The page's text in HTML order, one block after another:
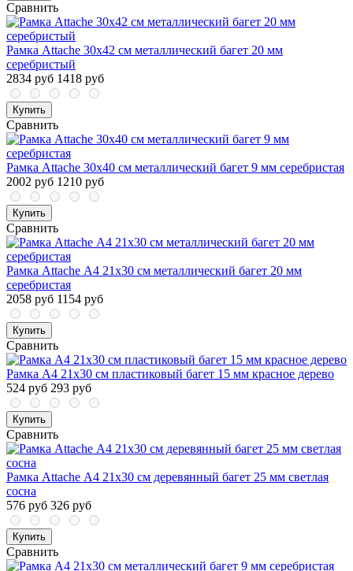
Сравнить
Рамка Attache 30x42 см металлический багет 20 мм
серебристый
2834 руб 1418 руб
Купить
Сравнить
Рамка Attache 30х40 см металлический багет 9 мм серебристая
2002 руб 1210 руб
Купить
Сравнить
Рамка Attache А4 21x30 см металлический багет 20 мм
серебристая
2058 руб 1154 руб
Купить
Сравнить
Рамка А4 21x30 см пластиковый багет 15 мм красное дерево
524 руб 293 руб
Купить
Сравнить
Рамка Attache А4 21x30 см деревянный багет 25 мм светлая
сосна
576 руб 326 руб
Купить
Сравнить